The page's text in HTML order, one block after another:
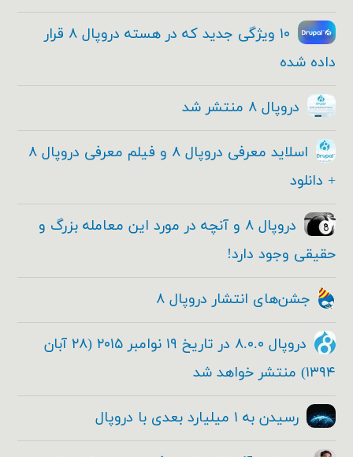
۱۰ ویژگی جدید که در هسته دروپال ۸ قرار
داده شده
دروپال ۸ منتشر شد
اسلاید معرفی دروپال ۸ و فیلم معرفی دروپال ۸
+ دانلود
دروپال ۸ و آنچه در مورد این معامله بزرگ و
حقیقی وجود دارد!
جشن‌های انتشار دروپال ۸
دروپال ۸.۰.۰ در تاریخ ۱۹ نوامبر ۲۰۱۵ (۲۸ آبان
۱۳۹۴) منتشر خواهد شد
رسیدن به ۱ میلیارد بعدی با دروپال